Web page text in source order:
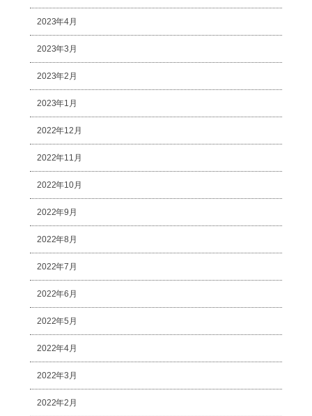
2023年4月
2023年3月
2023年2月
2023年1月
2022年12月
2022年11月
2022年10月
2022年9月
2022年8月
2022年7月
2022年6月
2022年5月
2022年4月
2022年3月
2022年2月